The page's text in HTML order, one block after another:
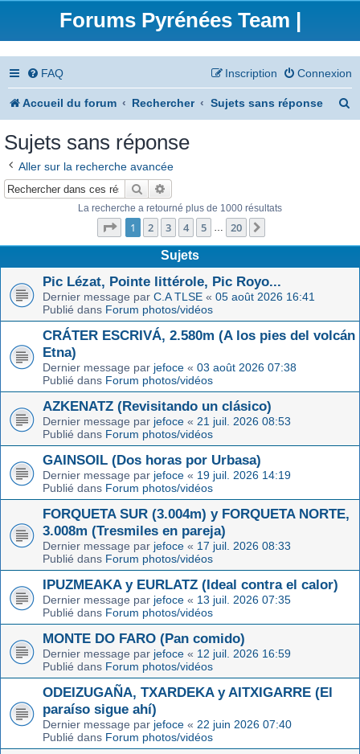
Forums Pyrénées Team |
FAQ Connexion
Inscription
Accueil du forum Rechercher Sujets sans réponse
Sujets sans réponse
Aller sur la recherche avancée
Rechercher
La recherche a retourné plus de 1000 résultats
Page 1sur20
1 2 3 4 5 … 20
Sujets
Pic Lézat, Pointe littérole, Pic Royo...
Dernier message par C.A TLSE « 05 août 2026 16:41
Publié dans Forum photos/vidéos
CRÁTER ESCRIVÁ, 2.580m (A los pies del volcán
Etna)
Dernier message par jefoce « 03 août 2026 07:38
Publié dans Forum photos/vidéos
AZKENATZ (Revisitando un clásico)
Dernier message par jefoce « 21 juil. 2026 08:53
Publié dans Forum photos/vidéos
GAINSOIL (Dos horas por Urbasa)
Dernier message par jefoce « 19 juil. 2026 14:19
Publié dans Forum photos/vidéos
FORQUETA SUR (3.004m) y FORQUETA NORTE,
3.008m (Tresmiles en pareja)
Dernier message par jefoce « 17 juil. 2026 08:33
Publié dans Forum photos/vidéos
IPUZMEAKA y EURLATZ (Ideal contra el calor)
Dernier message par jefoce « 13 juil. 2026 07:35
Publié dans Forum photos/vidéos
MONTE DO FARO (Pan comido)
Dernier message par jefoce « 12 juil. 2026 16:59
Publié dans Forum photos/vidéos
ODEIZUGAÑA, TXARDEKA y AITXIGARRE (El
paraíso sigue ahí)
Dernier message par jefoce « 22 juin 2026 07:40
Publié dans Forum photos/vidéos